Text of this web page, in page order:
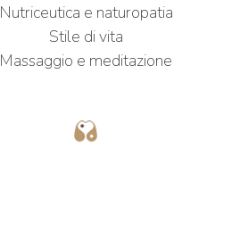
Nutriceutica e naturopatia
Stile di vita
Massaggio e meditazione